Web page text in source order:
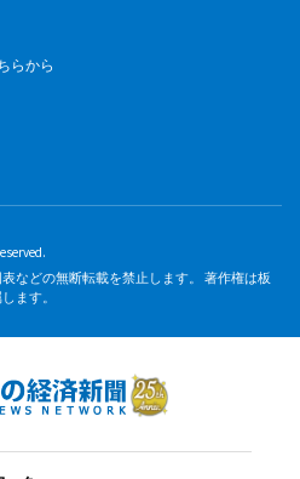
らから
などの無断転載を禁止します。 著作権は板
ます。